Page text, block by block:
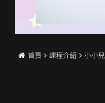
首頁 課程介紹 小小